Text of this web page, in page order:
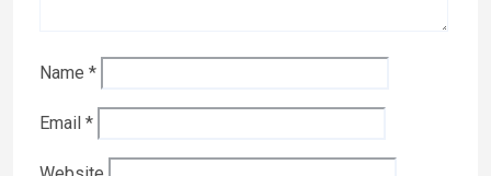
Name *
Email *